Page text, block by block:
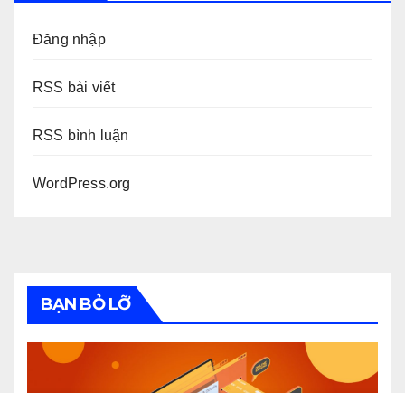
Đăng nhập
RSS bài viết
RSS bình luận
WordPress.org
BẠN BỎ LỠ